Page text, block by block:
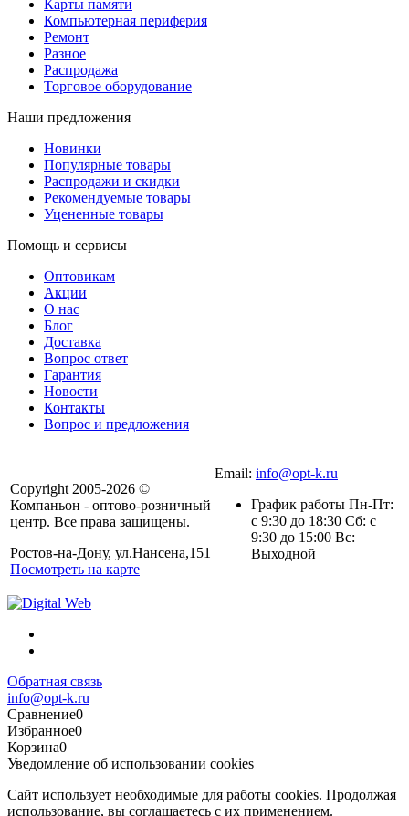
Карты памяти
Компьютерная периферия
Ремонт
Разное
Распродажа
Торговое оборудование
Наши предложения
Новинки
Популярные товары
Распродажи и скидки
Рекомендуемые товары
Уцененные товары
Помощь и сервисы
Оптовикам
Акции
О нас
Блог
Доставка
Вопрос ответ
Гарантия
Новости
Контакты
Вопрос и предложения
Copyright 2005-2026 ©
Компаньон - оптово-розничный
центр. Все права защищены.
Ростов-на-Дону, ул.Нансена,151
Посмотреть на карте
Email: info@opt-k.ru
График работы Пн-Пт:
с 9:30 до 18:30 Сб: с
9:30 до 15:00 Вс:
Выходной
Обратная связь
info@opt-k.ru
Сравнение0
Избранное0
Корзина0
Уведомление об использовании cookies
Сайт использует необходимые для работы cookies. Продолжая
использование, вы соглашаетесь с их применением.